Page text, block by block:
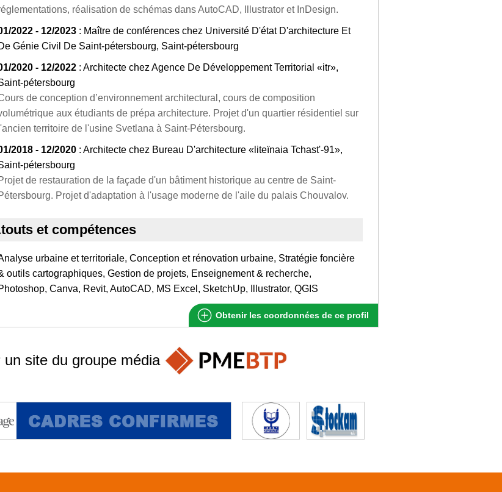
réalisation de schémas dans AutoCAD, Illustrator et InDesign.
2022 - 12/2023 : Maître de conférences chez Université D'état D'architecture Et
Génie Civil De Saint-pétersbourg, Saint-pétersbourg
2020 - 12/2022 : Architecte chez Agence De Développement Territorial «itr»,
pétersbourg
de conception d’environnement architectural, cours de composition
aux étudiants de prépa architecture. Projet d'un quartier résidentiel sur
l'ancien territoire de l'usine Svetlana à Saint-Pétersbourg.
2018 - 12/2020 : Architecte chez Bureau D'architecture «liteïnaia Tchast'-91»,
pétersbourg
de restauration de la façade d'un bâtiment historique au centre de Saint-
Projet d'adaptation à l'usage moderne de l'aile du palais Chouvalov.
et compétences
urbaine et territoriale, Conception et rénovation urbaine, Stratégie foncière
outils cartographiques, Gestion de projets, Enseignement & recherche,
Canva, Revit, AutoCAD, MS Excel, SketchUp, Illustrator, QGIS
Obtenir les coordonnées de ce profil
un site du groupe média